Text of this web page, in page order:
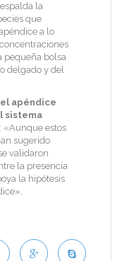
la
que
a lo
pequeña bolsa
delgado y del
apéndice
sistema
: «Aunque estos
sugerido
validaron
la presencia
la hipótesis